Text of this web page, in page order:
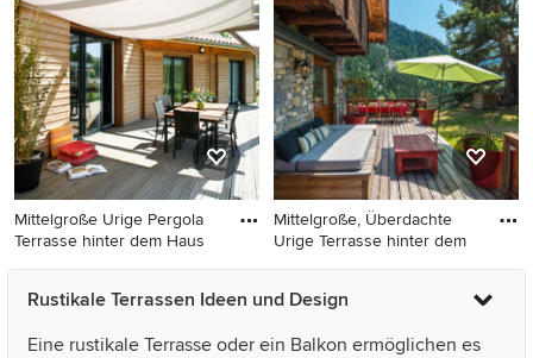
Mittelgroße Urige Pergola
Terrasse hinter dem Haus
Mittelgroße Urige Pergola
Terrasse hinter dem Haus mit
Mittelgroße, Überdachte
Urige Terrasse hinter dem
Mittelgroße, Überdachte
Urige Terrasse hinter dem
Rustikale Terrassen Ideen und Design
Eine rustikale Terrasse oder ein Balkon ermöglichen es